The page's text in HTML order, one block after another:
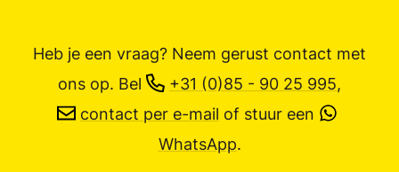
Heb je een vraag? Neem gerust contact met
ons op. Bel +31 (0)85 - 90 25 995,
contact per e-mail of stuur een
WhatsApp.